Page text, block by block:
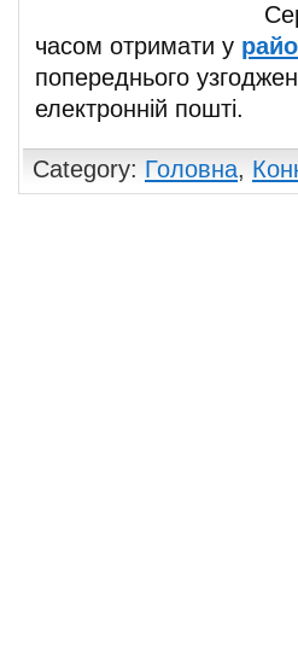
часом отримати у
попереднього
електронній пошті.
Category: Головна,